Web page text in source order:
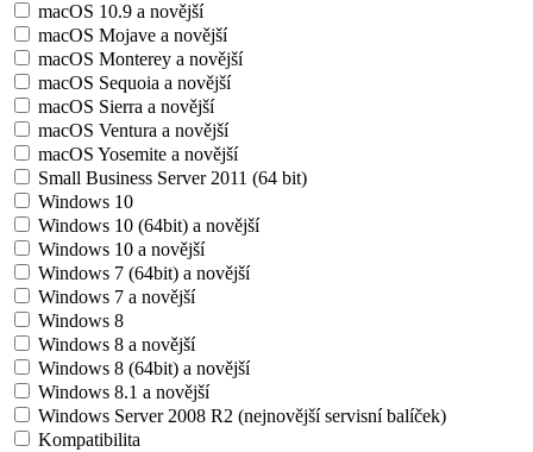
macOS 10.9 a novější
macOS Mojave a novější
macOS Monterey a novější
macOS Sequoia a novější
macOS Sierra a novější
macOS Ventura a novější
macOS Yosemite a novější
Small Business Server 2011 (64 bit)
Windows 10
Windows 10 (64bit) a novější
Windows 10 a novější
Windows 7 (64bit) a novější
Windows 7 a novější
Windows 8
Windows 8 a novější
Windows 8 (64bit) a novější
Windows 8.1 a novější
Windows Server 2008 R2 (nejnovější servisní balíček)
Kompatibilita